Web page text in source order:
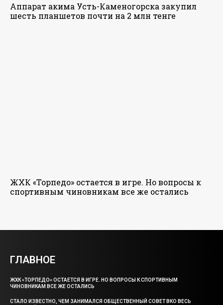
Аппарат акима Усть-Каменогорска закупил
шесть планшетов почти на 2 млн тенге
ЖХК «Торпедо» остается в игре. Но вопросы к
спортивным чиновникам все же остались
ГЛАВНОЕ
ЖХК «ТОРПЕДО» ОСТАЕТСЯ В ИГРЕ. НО ВОПРОСЫ К СПОРТИВНЫМ
ЧИНОВНИКАМ ВСЕ ЖЕ ОСТАЛИСЬ
СТАЛО ИЗВЕСТНО, ЧЕМ ЗАНИМАЛСЯ ОБЩЕСТВЕННЫЙ СОВЕТ ВКО ВЕСЬ